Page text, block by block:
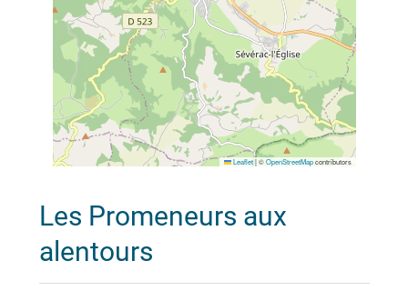
Leaflet |©OpenStreetMapcontributors
Les Promeneurs aux
alentours